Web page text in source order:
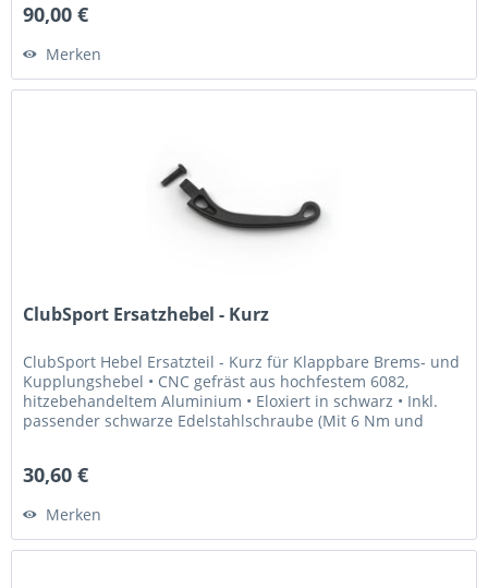
90,00 €
Merken
ClubSport Ersatzhebel - Kurz
ClubSport Hebel Ersatzteil - Kurz für Klappbare Brems- und
Kupplungshebel • CNC gefräst aus hochfestem 6082,
hitzebehandeltem Aluminium • Eloxiert in schwarz • Inkl.
passender schwarze Edelstahlschraube (Mit 6 Nm und
30,60 €
Merken